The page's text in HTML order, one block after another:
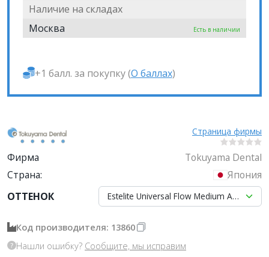
Наличие на складах
Москва
Есть в наличии
+1 балл. за покупку (О баллах)
Страница фирмы
Фирма
Tokuyama Dental
Страна:
Япония
ОТТЕНОК
Estelite Universal Flow Medium А3,5
Код производителя: 13860
Нашли ошибку? Сообщите, мы исправим